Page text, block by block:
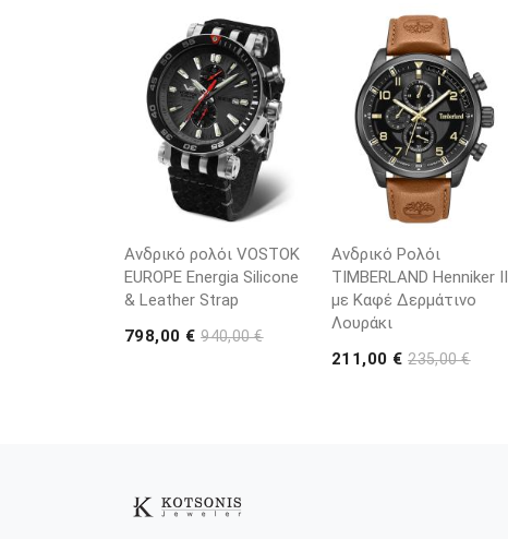
Ανδρικό ρολόι VOSTOK
EUROPE Energia Silicone
& Leather Strap
798,00 €940,00 €
Ανδρικό Ρολόι
TIMBERLAND Henniker II
με Καφέ Δερμάτινο
Λουράκι
211,00 €235,00 €